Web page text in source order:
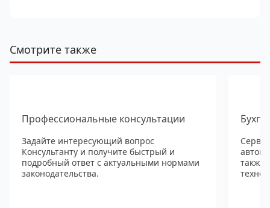
Смотрите также
Профессиональные консультации
Задайте интересующий вопрос
Консультанту и получите быстрый и
подробный ответ с актуальными нормами
законодательства.
также